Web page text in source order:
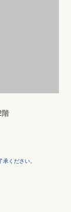
階
ください。